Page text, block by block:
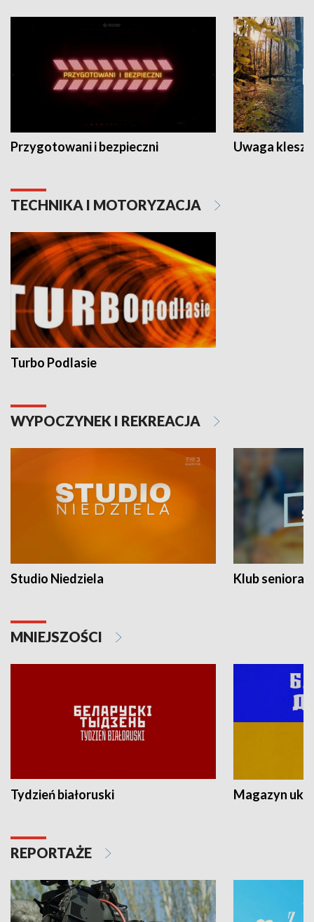
Przygotowani i bezpieczni Uwaga
TECHNIKA I MOTORYZACJA
Turbo Podlasie
WYPOCZYNEK I REKREACJA
Studio Niedziela Klub seniora
MNIEJSZOŚCI
Tydzień białoruski Magazyn
REPORTAŻE